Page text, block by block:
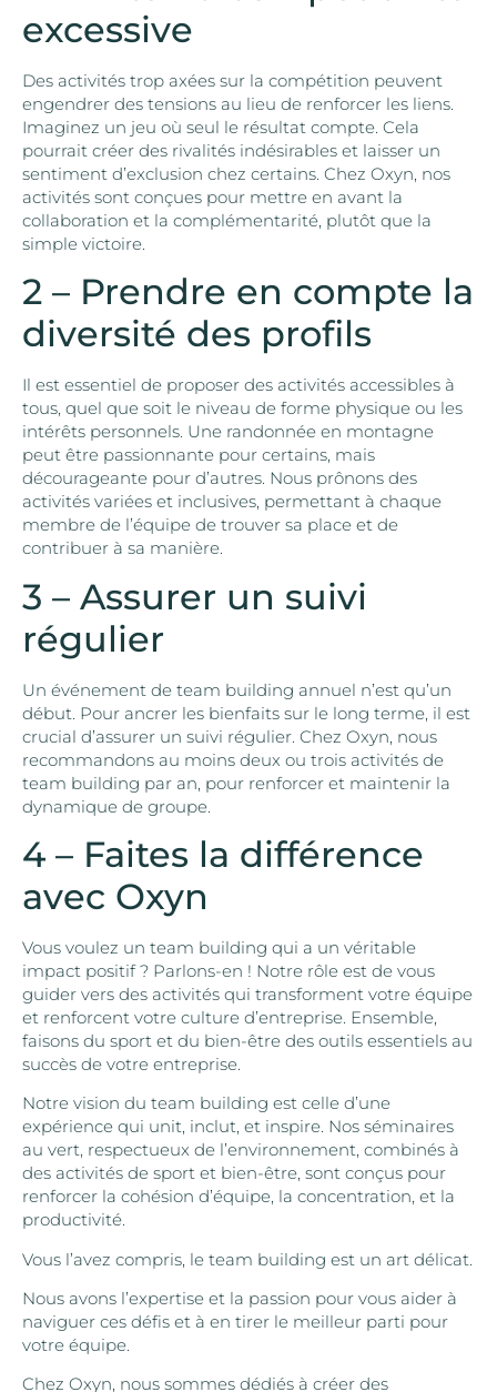
excessive
Des activités trop axées sur la compétition peuvent
engendrer des tensions au lieu de renforcer les liens.
Imaginez un jeu où seul le résultat compte. Cela
pourrait créer des rivalités indésirables et laisser un
sentiment d’exclusion chez certains. Chez Oxyn, nos
activités sont conçues pour mettre en avant la
collaboration et la complémentarité, plutôt que la
simple victoire.
2 – Prendre en compte la
diversité des profils
Il est essentiel de proposer des activités accessibles à
tous, quel que soit le niveau de forme physique ou les
intérêts personnels. Une randonnée en montagne
peut être passionnante pour certains, mais
décourageante pour d’autres. Nous prônons des
activités variées et inclusives, permettant à chaque
membre de l’équipe de trouver sa place et de
contribuer à sa manière.
3 – Assurer un suivi
régulier
Un événement de team building annuel n’est qu’un
début. Pour ancrer les bienfaits sur le long terme, il est
crucial d’assurer un suivi régulier. Chez Oxyn, nous
recommandons au moins deux ou trois activités de
team building par an, pour renforcer et maintenir la
dynamique de groupe.
4 – Faites la différence
avec Oxyn
Vous voulez un team building qui a un véritable
impact positif ? Parlons-en ! Notre rôle est de vous
guider vers des activités qui transforment votre équipe
et renforcent votre culture d’entreprise. Ensemble,
faisons du sport et du bien-être des outils essentiels au
succès de votre entreprise.
Notre vision du team building est celle d’une
expérience qui unit, inclut, et inspire. Nos séminaires
au vert, respectueux de l’environnement, combinés à
des activités de sport et bien-être, sont conçus pour
renforcer la cohésion d’équipe, la concentration, et la
productivité.
Vous l’avez compris, le team building est un art délicat.
Nous avons l’expertise et la passion pour vous aider à
naviguer ces défis et à en tirer le meilleur parti pour
votre équipe.
Chez Oxyn, nous sommes dédiés à créer des